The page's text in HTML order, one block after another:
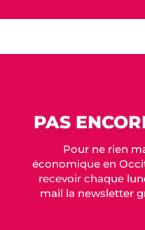
PAS
Pour ne rien
économique en
recevoir chaque
mail la newsletter